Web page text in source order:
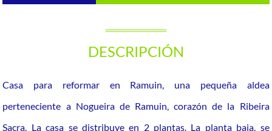
DESCRIPCIÓN
Casa para reformar en Ramuin, una pequeña aldea
perteneciente a Nogueira de Ramuin, corazón de la Ribeira
Sacra. La casa se distribuye en 2 plantas. La planta baja, se